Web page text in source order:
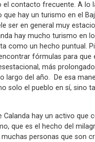
el contacto frecuente. A lo
que hay un turismo en el
ser en general muy
hay mucho turismo en
como un hecho puntual.
fórmulas para que
más
largo del año. De esa
solo el pueblo en sí, sino
Calanda hay un activo que
que es el hecho del
muchas personas que son